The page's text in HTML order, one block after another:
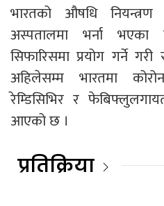
भारतको औषधि
अस्पतालमा भर्ना भएका
सिफारिसमा प्रयोग गर्ने
अहिलेसम्म भारतमा
रेम्डिसिभिर र
आएको छ ।
प्रतिक्रिया